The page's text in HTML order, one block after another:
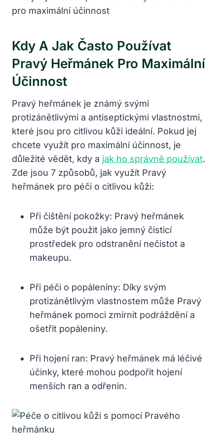
Kdy A Jak Často Používat
Pravý Heřmánek Pro Maximální
Účinnost
Pravý heřmánek je známý svými
protizánětlivými a antiseptickými vlastnostmi,
které jsou pro citlivou kůži ideální. Pokud jej
chcete využít pro maximální účinnost, je
důležité vědět, kdy a jak ho správně používat.
Zde jsou 7 způsobů, jak využít Pravý
heřmánek pro péči o citlivou kůži:
Při čištění pokožky: Pravý heřmánek
může být použit jako jemný čisticí
prostředek pro odstranění nečistot a
makeupu.
Při péči o popáleniny: Díky svým
protizánětlivým vlastnostem může Pravý
heřmánek pomoci zmírnit podráždění a
ošetřit popáleniny.
Při hojení ran: Pravý heřmánek má léčivé
účinky, které mohou podpořit hojení
menších ran a odřenin.